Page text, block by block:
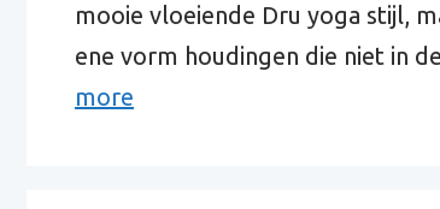
mooie vloeiende Dru yoga stijl,
ene vorm houdingen die niet in
more